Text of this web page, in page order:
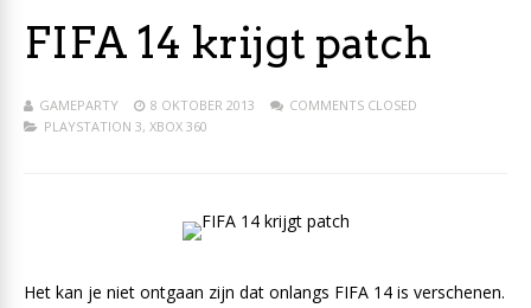
FIFA 14 krijgt patch
GAMEPARTY 8 OKTOBER 2013
COMMENTS CLOSED
PLAYSTATION 3, XBOX 360
Het kan je niet ontgaan zijn dat onlangs FIFA 14 is verschenen.